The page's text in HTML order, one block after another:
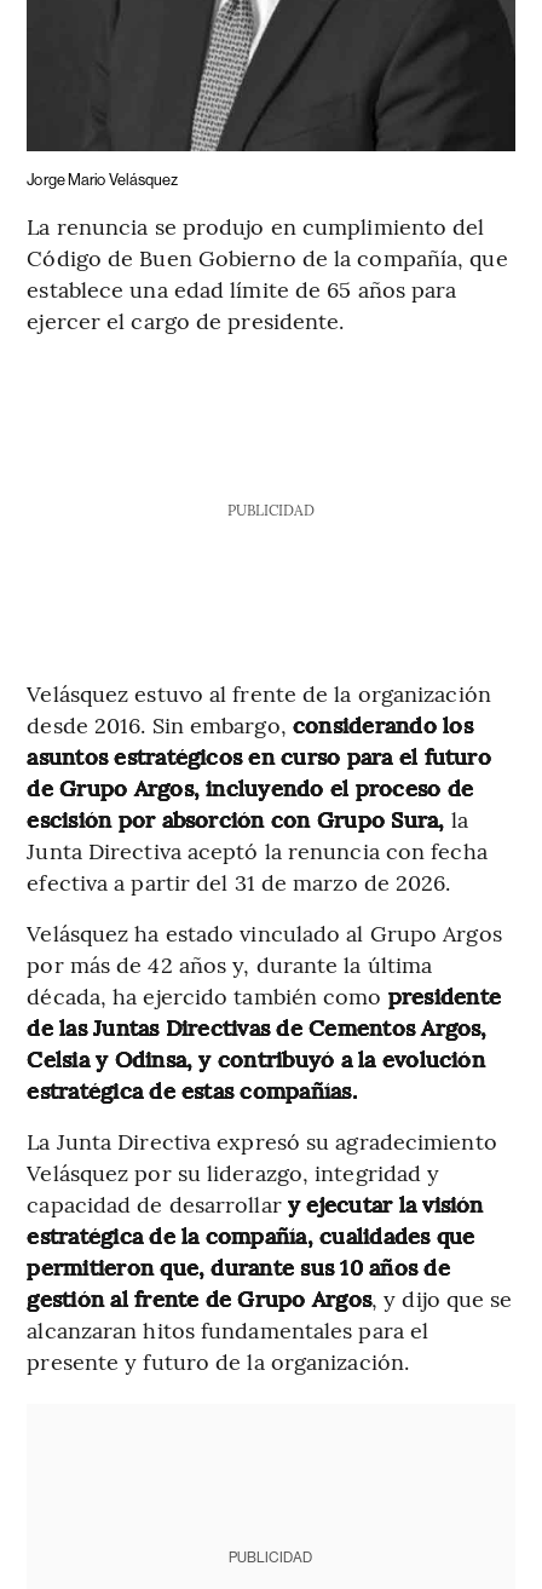
Jorge Mario Velásquez
La renuncia se produjo en cumplimiento del
Código de Buen Gobierno de la compañía, que
establece una edad límite de 65 años para
ejercer el cargo de presidente.
PUBLICIDAD
Velásquez estuvo al frente de la organización
desde 2016. Sin embargo, considerando los
asuntos estratégicos en curso para el futuro
de Grupo Argos, incluyendo el proceso de
escisión por absorción con Grupo Sura, la
Junta Directiva aceptó la renuncia con fecha
efectiva a partir del 31 de marzo de 2026.
Velásquez ha estado vinculado al Grupo Argos
por más de 42 años y, durante la última
década, ha ejercido también como presidente
de las Juntas Directivas de Cementos Argos,
Celsia y Odinsa, y contribuyó a la evolución
estratégica de estas compañías.
La Junta Directiva expresó su agradecimiento
Velásquez por su liderazgo, integridad y
capacidad de desarrollar y ejecutar la visión
estratégica de la compañía, cualidades que
permitieron que, durante sus 10 años de
gestión al frente de Grupo Argos, y dijo que se
alcanzaran hitos fundamentales para el
presente y futuro de la organización.
PUBLICIDAD